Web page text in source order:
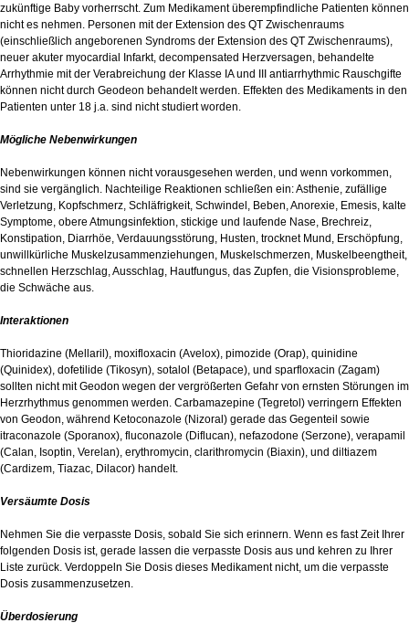
zukünftige Baby vorherrscht. Zum Medikament überempfindliche Patienten können
nicht es nehmen. Personen mit der Extension des QT Zwischenraums
(einschließlich angeborenen Syndroms der Extension des QT Zwischenraums),
neuer akuter myocardial Infarkt, decompensated Herzversagen, behandelte
Arrhythmie mit der Verabreichung der Klasse IA und III antiarrhythmic Rauschgifte
können nicht durch Geodeon behandelt werden. Effekten des Medikaments in den
Patienten unter 18 j.a. sind nicht studiert worden.
Mögliche Nebenwirkungen
Nebenwirkungen können nicht vorausgesehen werden, und wenn vorkommen,
sind sie vergänglich. Nachteilige Reaktionen schließen ein: Asthenie, zufällige
Verletzung, Kopfschmerz, Schläfrigkeit, Schwindel, Beben, Anorexie, Emesis, kalte
Symptome, obere Atmungsinfektion, stickige und laufende Nase, Brechreiz,
Konstipation, Diarrhöe, Verdauungsstörung, Husten, trocknet Mund, Erschöpfung,
unwillkürliche Muskelzusammenziehungen, Muskelschmerzen, Muskelbeengtheit,
schnellen Herzschlag, Ausschlag, Hautfungus, das Zupfen, die Visionsprobleme,
die Schwäche aus.
Interaktionen
Thioridazine (Mellaril), moxifloxacin (Avelox), pimozide (Orap), quinidine
(Quinidex), dofetilide (Tikosyn), sotalol (Betapace), und sparfloxacin (Zagam)
sollten nicht mit Geodon wegen der vergrößerten Gefahr von ernsten Störungen im
Herzrhythmus genommen werden. Carbamazepine (Tegretol) verringern Effekten
von Geodon, während Ketoconazole (Nizoral) gerade das Gegenteil sowie
itraconazole (Sporanox), fluconazole (Diflucan), nefazodone (Serzone), verapamil
(Calan, Isoptin, Verelan), erythromycin, clarithromycin (Biaxin), und diltiazem
(Cardizem, Tiazac, Dilacor) handelt.
Versäumte Dosis
Nehmen Sie die verpasste Dosis, sobald Sie sich erinnern. Wenn es fast Zeit Ihrer
folgenden Dosis ist, gerade lassen die verpasste Dosis aus und kehren zu Ihrer
Liste zurück. Verdoppeln Sie Dosis dieses Medikament nicht, um die verpasste
Dosis zusammenzusetzen.
Überdosierung